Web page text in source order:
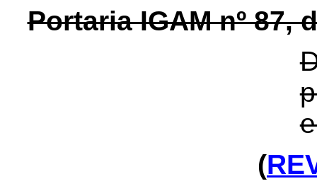
Portaria IGAM nº 87,
(